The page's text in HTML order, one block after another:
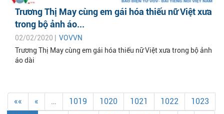
Trương Thị May cùng em gái hóa thiếu nữ Việt xưa
trong bộ ảnh áo...
02/02/2020 | VOVVN
Trương Thị May cùng em gái hóa thiếu nữ Việt xưa trong bộ ảnh
áo dài
«« « … 1019 1020 1021 1022
1023